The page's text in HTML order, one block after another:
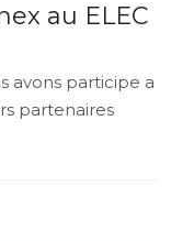
au ELEC
avons participe a
partenaires